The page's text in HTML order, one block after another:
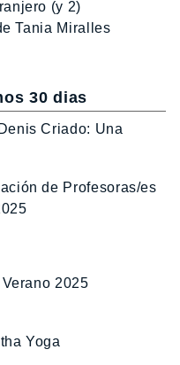
(y 2)
Tania Miralles
30 dias
Criado: Una
de Profesoras/es
2025
Yoga